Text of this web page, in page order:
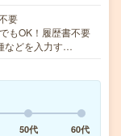
要
もOK！履歴書不要
などを入力す…
50代 60代